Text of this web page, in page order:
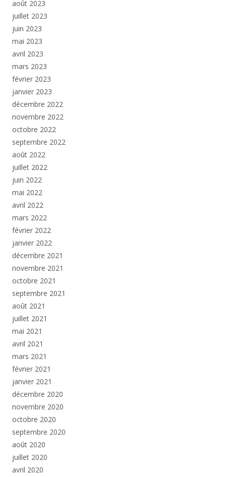
août 2023
juillet 2023
juin 2023
mai 2023
avril 2023
mars 2023
février 2023
janvier 2023
décembre 2022
novembre 2022
octobre 2022
septembre 2022
août 2022
juillet 2022
juin 2022
mai 2022
avril 2022
mars 2022
février 2022
janvier 2022
décembre 2021
novembre 2021
octobre 2021
septembre 2021
août 2021
juillet 2021
mai 2021
avril 2021
mars 2021
février 2021
janvier 2021
décembre 2020
novembre 2020
octobre 2020
septembre 2020
août 2020
juillet 2020
avril 2020